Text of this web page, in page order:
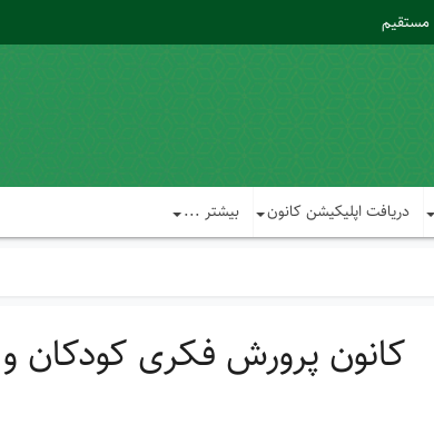
مستقیم
دریافت اپلیکیشن کانون بیشتر ...
کانون پرورش فکری کودکان و